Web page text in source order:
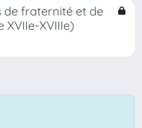
de fraternité et de
XVIIe-XVIIIe)